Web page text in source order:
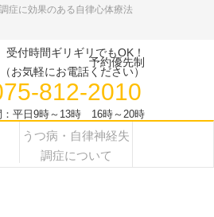
症に効果のある自律心体療法
受付時間ギリギリでもOK！
予約優先制
（お気軽にお電話ください）
812-2010
：平日9時～13時 16時～20時
うつ病・自律神経失
調症について